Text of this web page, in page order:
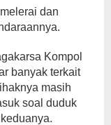
dan
Kompol
banyak terkait
masih
soal duduk